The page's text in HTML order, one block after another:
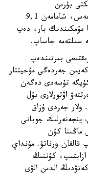
بۇرىن
ەسەپتەلگەندەي تاعى 1 ميلليارد جىل ەمەس، شامامەن 9,1
مۇمكىندىك بار، دەپ
بىرتىندەپ
جەردەگى مۇحيتتار
كۇيگە تۇسەدى دەگەن
اۆتورلارى بۇل
ولار جەردى ۇزاق
ينجەنەرلىك جوبانى
كۇن
قالقان ورناتۋ. مۇنداي
كۇننىڭ
الدىن الۋى